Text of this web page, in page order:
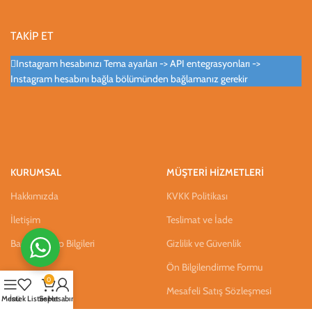
TAKİP ET
Instagram hesabınızı Tema ayarları -> API entegrasyonları ->
Instagram hesabını bağla bölümünden bağlamanız gerekir
KURUMSAL
Hakkımızda
İletişim
Banka Hesap Bilgileri
MÜŞTERİ HİZMETLERİ
KVKK Politikası
Teslimat ve İade
Gizlilik ve Güvenlik
Ön Bilgilendirme Formu
Mesafeli Satış Sözleşmesi
Menüİstek Listesi
0
SepetHesabım